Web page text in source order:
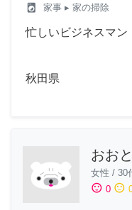
local_laundry_service 家事 ▸ 家の掃除
忙しいビジネスマン
秋田県
おお
女性 / 30
sentiment_satisfied 0 sentiment_neutral